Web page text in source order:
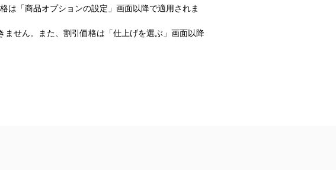
は「商品オプションの設定」画面以降で適用されま
せん。また、割引価格は「仕上げを選ぶ」画面以降